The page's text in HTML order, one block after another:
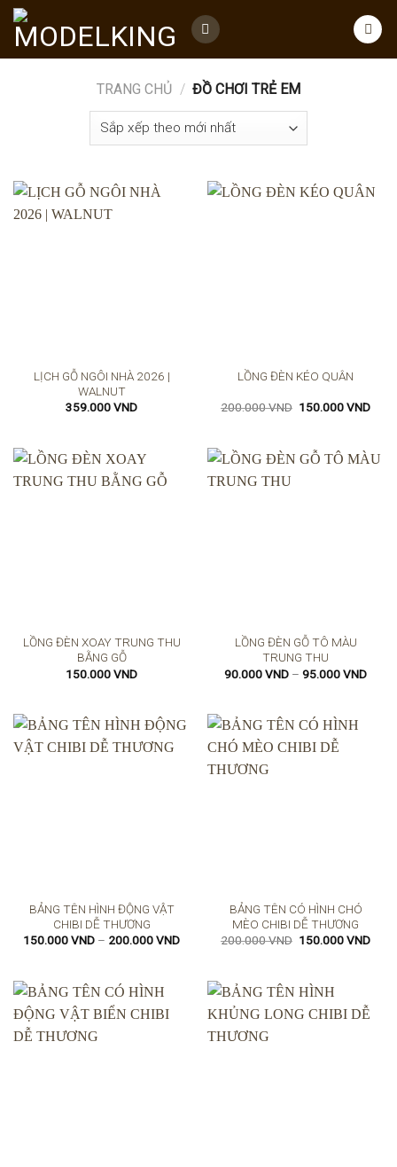
Skip
content
TRANG CHỦ / ĐỒ CHƠI TRẺ EM
LỊCH GỖ NGÔI NHÀ 2026 |
WALNUT
359.000VND
LỒNG ĐÈN KÉO QUÂN
200.000VND Giá
150.000VNDGiá
LỒNG ĐÈN XOAY TRUNG THU
BẰNG GỖ
150.000VND
LỒNG ĐÈN GỖ TÔ MÀU
TRUNG THU
90.000VND – 95.000VND
BẢNG TÊN HÌNH ĐỘNG VẬT
CHIBI DỄ THƯƠNG
150.000VND – 200.000VNDKhoảng
200.000 VND
BẢNG TÊN CÓ HÌNH CHÓ
MÈO CHIBI DỄ THƯƠNG
200.000VND Giá
150.000VNDGiá